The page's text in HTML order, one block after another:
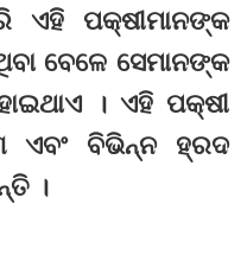
ଏହି ପକ୍ଷୀମାନଙ୍କ
ବେଳେ ସେମାନଙ୍କ
। ଏହି ପକ୍ଷୀ
ଏବଂ ବିଭିନ୍ନ ହ୍ରଦ
।